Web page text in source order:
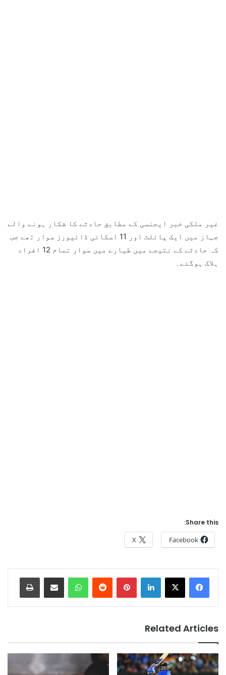
غیر ملکی خبر ایجنسی کے مطابق حادثے کا شکار ہونے والے
جہاز میں ایک پائلٹ اور 11 اسکائی ڈائیورز سوار تھے جب
کہ حادثے کے نتیجے میں طیارے میں سوار تمام 12 افراد
ہلاک ہوگئے۔
Share this:
Facebook
X
Related Articles